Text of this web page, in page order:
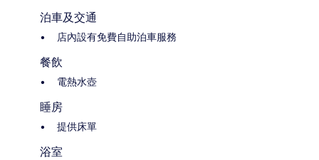
泊車及交通
店內設有免費自助泊車服務
餐飲
電熱水壺
睡房
提供床單
浴室